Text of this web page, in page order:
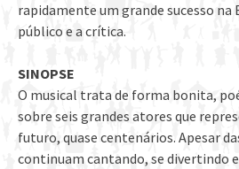
rapidamente um grande sucesso na
público e a crítica.
SINOPSE
O musical trata de forma bonita,
sobre seis grandes atores que
futuro, quase centenários. Apesar
continuam cantando, se divertindo